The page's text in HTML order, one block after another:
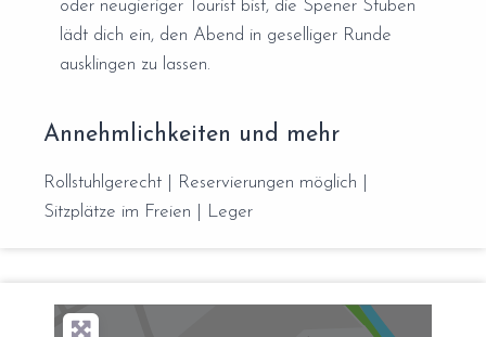
oder neugieriger Tourist bist, die Spener Stuben
lädt dich ein, den Abend in geselliger Runde
ausklingen zu lassen.
Annehmlichkeiten und mehr
Rollstuhlgerecht | Reservierungen möglich |
Sitzplätze im Freien | Leger